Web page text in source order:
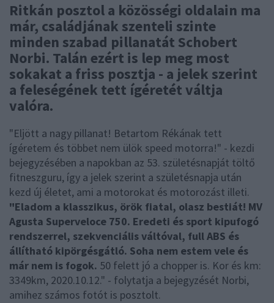
Ritkán posztol a közösségi oldalain ma
már, családjának szenteli szinte
minden szabad pillanatát Schobert
Norbi. Talán ezért is lep meg most
sokakat a friss posztja - a jelek szerint
a feleségének tett ígéretét váltja
valóra.
"Eljött a nagy pillanat! Betartom Rékának tett
ígéretem és többet nem ülök speed motorra!" - kezdi
bejegyzésében a napokban az 53. születésnapját töltő
fitneszguru, így a jelek szerint a születésnapja után
kezd új életet, ami a motorokat és motorozást illeti.
"Eladom a klasszikus, örök fiatal, olasz bestiát! MV
Agusta Superveloce 750. Eredeti és sport kipufogó
rendszerrel, szekvenciális váltóval, full ABS és
állítható kipörgésgátló. Soha nem estem vele és
már nem is fogok. 50 felett jó a chopper is. Kor és km:
3349km, 2020.10.12." - folytatja a bejegyzését Norbi,
amihez számos fotót is posztolt.